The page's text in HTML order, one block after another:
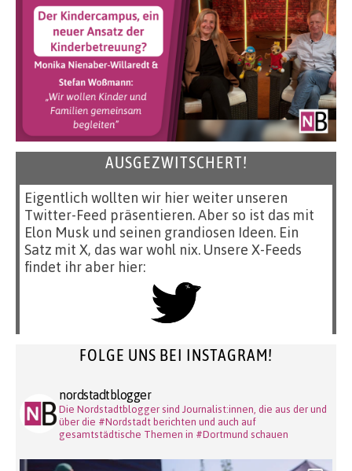
AUSGEZWITSCHERT!
Eigentlich wollten wir hier weiter unseren
Twitter-Feed präsentieren. Aber so ist das mit
Elon Musk und seinen grandiosen Ideen. Ein
Satz mit X, das war wohl nix. Unsere X-Feeds
findet ihr aber hier:
FOLGE UNS BEI INSTAGRAM!
nordstadtblogger
Die Nordstadtblogger sind Journalist:innen, die aus der und
über die #Nordstadt berichten und auch auf
gesamtstädtische Themen in #Dortmund schauen